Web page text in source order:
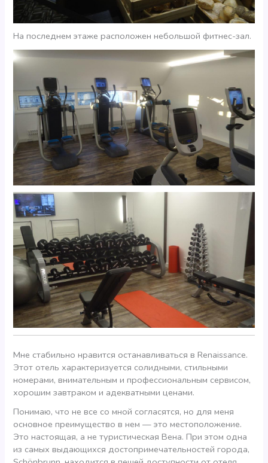
На последнем этаже расположен небольшой фитнес-зал.
Мне стабильно нравится останавливаться в Renaissance.
Этот отель характеризуется солидными, стильными
номерами, внимательным и профессиональным сервисом,
хорошим завтраком и адекватными ценами.
Понимаю, что не все со мной согласятся, но для меня
основное преимущество в нем — это местоположение.
Это настоящая, а не туристическая Вена. При этом одна
из самых выдающихся достопримечательностей города,